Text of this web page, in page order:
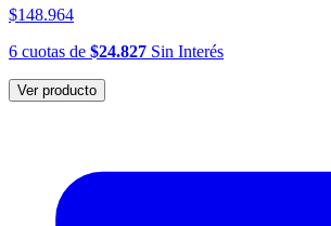
$148.964
6 cuotas de $24.827 Sin Interés
Ver producto